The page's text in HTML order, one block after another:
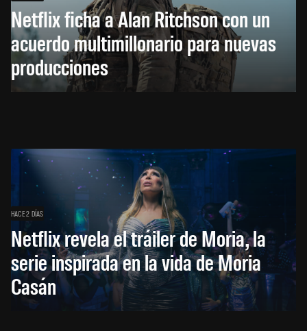
Netflix ficha a Alan Ritchson con un
acuerdo multimillonario para nuevas
producciones
HACE 2 DÍAS
Netflix revela el tráiler de Moria, la
serie inspirada en la vida de Moria
Casán